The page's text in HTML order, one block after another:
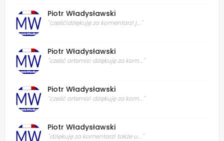
Piotr Władysławski
"cześć!dziękuję za komentarz! j..."
Piotr Władysławski
"cześć artemis! dziękuję za kom..."
Piotr Władysławski
"cześć artemis! dziękuję za kom..."
Piotr Władysławski
"dziękuję za komentarz! także u..."